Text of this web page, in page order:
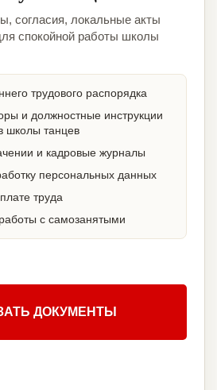
согласия, локальные акты
спокойной работы школы
трудового распорядка
и должностные инструкции
школы танцев
и кадровые журналы
персональных данных
труда
с самозанятыми
ДОКУМЕНТЫ